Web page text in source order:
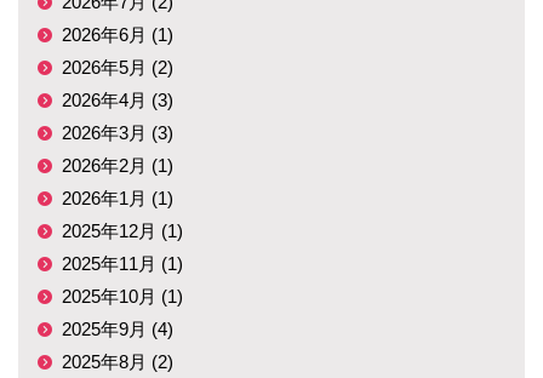
2026年6月 (1)
2026年5月 (2)
2026年4月 (3)
2026年3月 (3)
2026年2月 (1)
2026年1月 (1)
2025年12月 (1)
2025年11月 (1)
2025年10月 (1)
2025年9月 (4)
2025年8月 (2)